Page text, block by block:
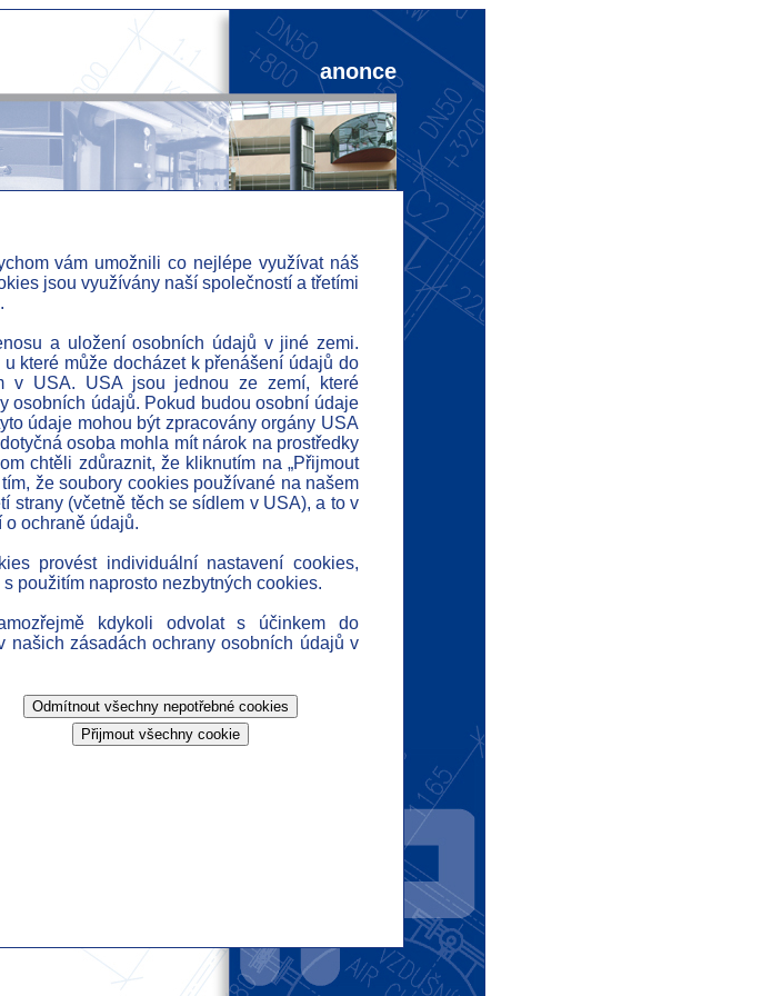
anonce
» profil
» osvědčení
» reference
» ukazatele
» id
» kontakt
» ochrana dat
» home
činnost
vám umožnili co nejlépe využívat náš
jsou využívány naší společností a třetími
a uložení osobních údajů v jiné zemi.
které může docházet k přenášení údajů do
v USA. USA jsou jednou ze zemí, které
osobních údajů. Pokud budou osobní údaje
údaje mohou být zpracovány orgány USA
osoba mohla mít nárok na prostředky
chtěli zdůraznit, že kliknutím na „Přijmout
že soubory cookies používané na našem
strany (včetně těch se sídlem v USA), a to v
o ochraně údajů.
provést individuální nastavení cookies,
použitím naprosto nezbytných cookies.
kdykoli odvolat s účinkem do
našich zásadách ochrany osobních údajů v